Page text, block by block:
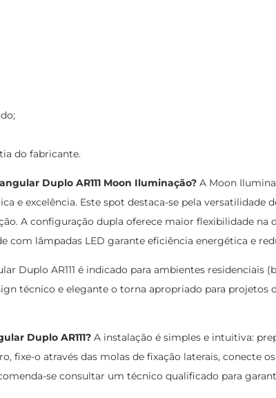
do fabricante.
Duplo AR111 Moon Iluminação? A Moon
e excelência. Este spot destaca-se pela versatilidade
A configuração dupla oferece maior flexibilidade
lâmpadas LED garante eficiência energética e
Duplo AR111 é indicado para ambientes residenciais
técnico e elegante o torna apropriado para
Duplo AR111? A instalação é simples e intuitiva:
fixe-o através das molas de fixação laterais, conecte
se consultar um técnico qualificado para